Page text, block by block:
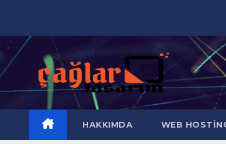
content
HAKKIMDA WEB